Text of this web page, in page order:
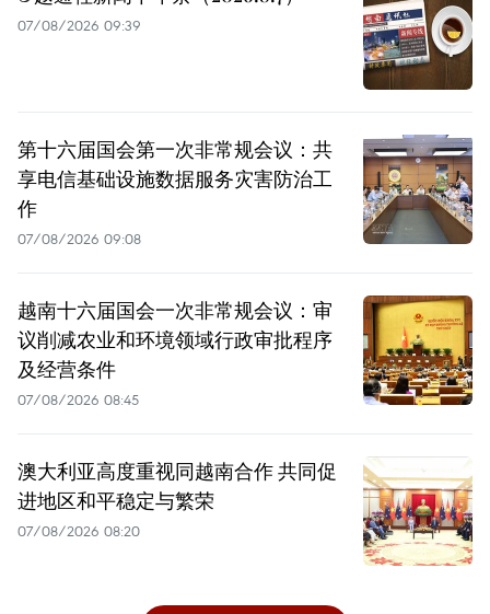
07/08/2026 09:39
第十六届国会第一次非常规会议：共
享电信基础设施数据服务灾害防治工
作
07/08/2026 09:08
越南十六届国会一次非常规会议：审
议削减农业和环境领域行政审批程序
及经营条件
07/08/2026 08:45
澳大利亚高度重视同越南合作 共同促
进地区和平稳定与繁荣
07/08/2026 08:20